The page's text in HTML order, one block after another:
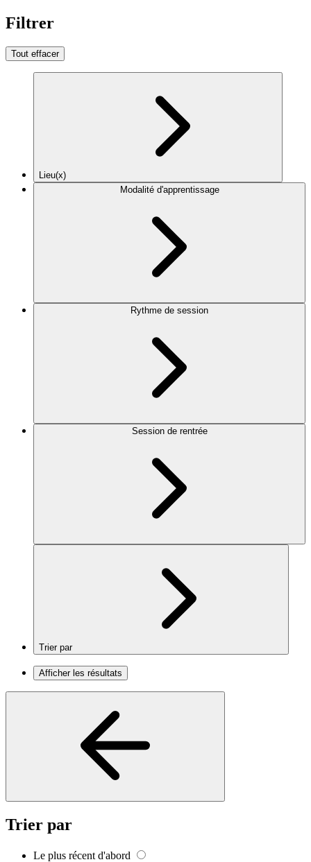
Filtrer
Tout effacer
Lieu(x)
Modalité d'apprentissage
Rythme de session
Session de rentrée
Trier par
Afficher les résultats
Trier par
Le plus récent d'abord